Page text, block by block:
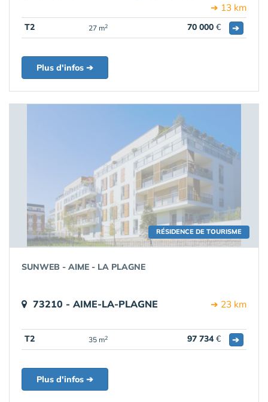
➔ 13 km
T2 27 m2 70 000 € ➔
Plus d'infos ➔
RÉSIDENCE DE TOURISME
SUNWEB - AIME - LA PLAGNE
73210 - AIME-LA-PLAGNE ➔ 23 km
T2 35 m2 97 734€ ➔
Plus d'infos ➔